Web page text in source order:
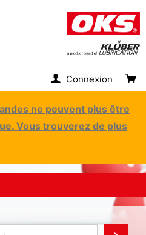
Connexion
ne peuvent plus être
Vous trouverez de plus